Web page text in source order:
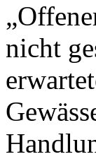
nicht